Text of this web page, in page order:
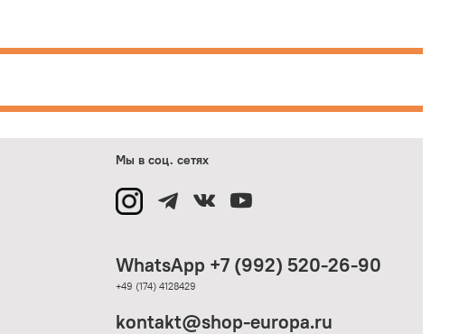
Мы в соц. сетях
WhatsApp +7 (992) 520-26-90
+49 (174) 4128429
kontakt@shop-europa.ru